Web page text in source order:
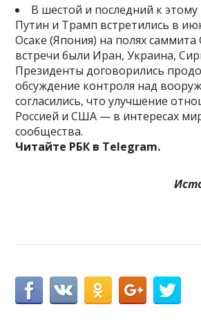
В шестой и последний к
Путин и Трамп встретились в
Осаке (Япония) на полях саммита
встречи были Иран, Украина,
Президенты договорились
обсуждение контроля над
согласились, что улучшение
Россией и США — в интересах
сообщества.
Читайте РБК в Telegram.